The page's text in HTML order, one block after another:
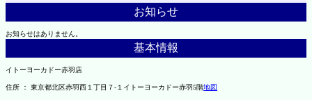
お知らせ
お知らせはありません。
基本情報
イトーヨーカドー赤羽店
住所 ： 東京都北区赤羽西１丁目７-１イトーヨーカドー赤羽5階地図